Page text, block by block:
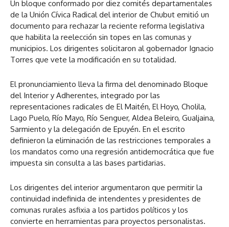
Un bloque conformado por diez comités departamentales
de la Unión Cívica Radical del interior de Chubut emitió un
documento para rechazar la reciente reforma legislativa
que habilita la reelección sin topes en las comunas y
municipios. Los dirigentes solicitaron al gobernador Ignacio
Torres que vete la modificación en su totalidad.
El pronunciamiento lleva la firma del denominado Bloque
del Interior y Adherentes, integrado por las
representaciones radicales de El Maitén, El Hoyo, Cholila,
Lago Puelo, Río Mayo, Río Senguer, Aldea Beleiro, Gualjaina,
Sarmiento y la delegación de Epuyén. En el escrito
definieron la eliminación de las restricciones temporales a
los mandatos como una regresión antidemocrática que fue
impuesta sin consulta a las bases partidarias.
Los dirigentes del interior argumentaron que permitir la
continuidad indefinida de intendentes y presidentes de
comunas rurales asfixia a los partidos políticos y los
convierte en herramientas para proyectos personalistas.